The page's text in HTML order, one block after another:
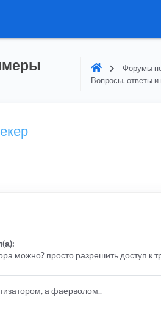
Форумы
Вопросы, ответы
можно? просто разрешить доступ к
а фаерволом..